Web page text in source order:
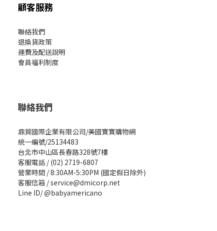
顧客服務
聯絡我們
退換貨政策
運費及配送說明
會員福利制度
聯絡我們
鼎貿國際企業有限公司/美國寶寶購物網
統一編號/25134483
台北市中山區長春路328號7樓
客服電話 / (02) 2719-6807
營業時間 / 8:30AM-5:30PM (國定假日除外)
客服信箱 / service@dmicorp.net
Line ID/ @babyamericano